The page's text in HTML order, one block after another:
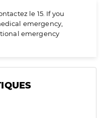
le 15. If you
emergency,
emergency